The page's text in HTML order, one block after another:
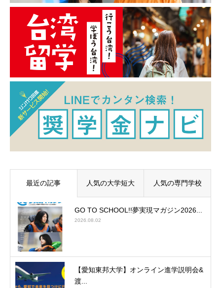
最近の記事 人気の大学短大 人気の専門学校
GO TO SCHOOL!!夢実現マガジン2026...
2026.08.02
【愛知東邦大学】オンライン進学説明会&
渡...